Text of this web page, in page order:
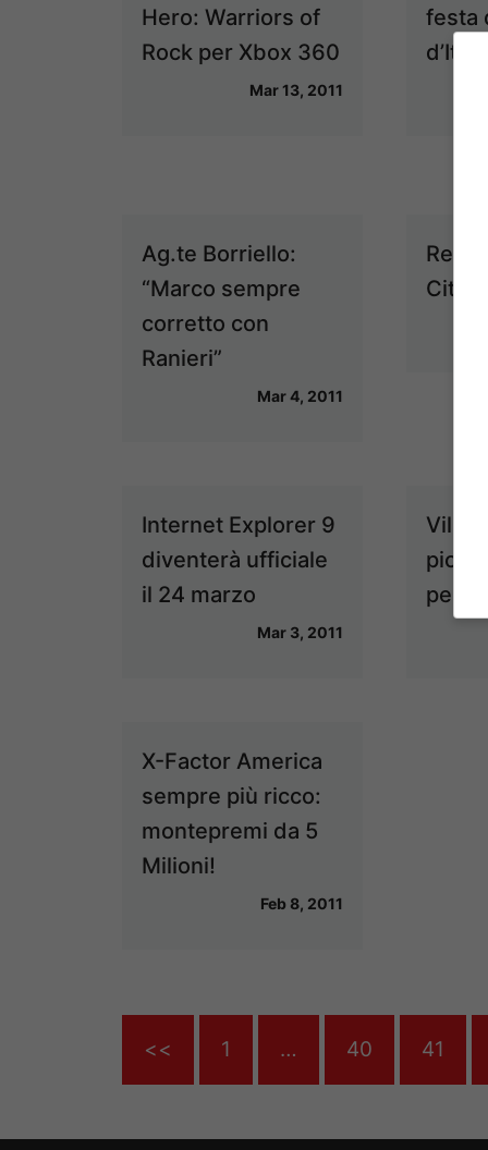
Hero: Warriors of
Rock per Xbox 360
Mar 13, 2011
festa
d’Italia
Ag.te Borriello:
“Marco sempre
corretto con
Ranieri”
Mar 4, 2011
Internet Explorer 9
diventerà ufficiale
il 24 marzo
Mar 3, 2011
Villa
per
X-Factor America
sempre più ricco:
montepremi da 5
Milioni!
Feb 8, 2011
<< 1 … 40 41